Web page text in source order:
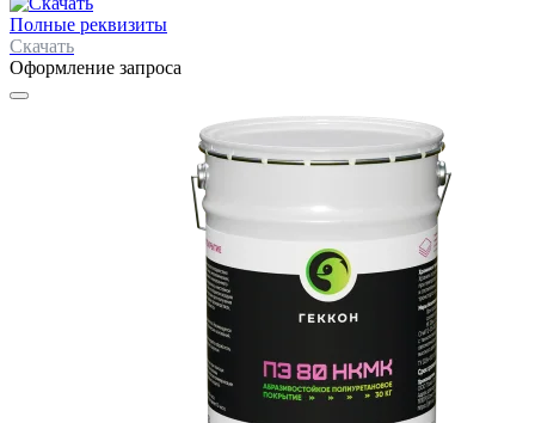
Полные реквизиты
Скачать
Оформление запроса